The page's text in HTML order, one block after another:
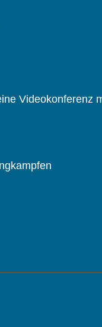
Videokonferenz